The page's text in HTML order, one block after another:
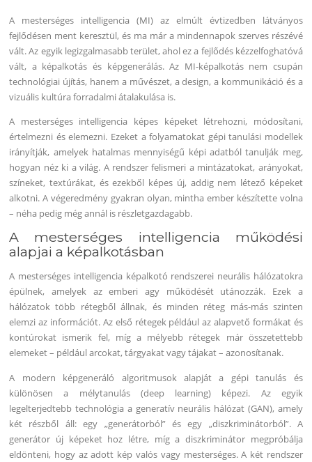
A mesterséges intelligencia (MI) az elmúlt évtizedben látványos
fejlődésen ment keresztül, és ma már a mindennapok szerves részévé
vált. Az egyik legizgalmasabb terület, ahol ez a fejlődés kézzelfoghatóvá
vált, a képalkotás és képgenerálás. Az MI-képalkotás nem csupán
technológiai újítás, hanem a művészet, a design, a kommunikáció és a
vizuális kultúra forradalmi átalakulása is.
A mesterséges intelligencia képes képeket létrehozni, módosítani,
értelmezni és elemezni. Ezeket a folyamatokat gépi tanulási modellek
irányítják, amelyek hatalmas mennyiségű képi adatból tanulják meg,
hogyan néz ki a világ. A rendszer felismeri a mintázatokat, arányokat,
színeket, textúrákat, és ezekből képes új, addig nem létező képeket
alkotni. A végeredmény gyakran olyan, mintha ember készítette volna
– néha pedig még annál is részletgazdagabb.
A mesterséges intelligencia működési
alapjai a képalkotásban
A mesterséges intelligencia képalkotó rendszerei neurális hálózatokra
épülnek, amelyek az emberi agy működését utánozzák. Ezek a
hálózatok több rétegből állnak, és minden réteg más-más szinten
elemzi az információt. Az első rétegek például az alapvető formákat és
kontúrokat ismerik fel, míg a mélyebb rétegek már összetettebb
elemeket – például arcokat, tárgyakat vagy tájakat – azonosítanak.
A modern képgeneráló algoritmusok alapját a gépi tanulás és
különösen a mélytanulás (deep learning) képezi. Az egyik
legelterjedtebb technológia a generatív neurális hálózat (GAN), amely
két részből áll: egy „generátorból” és egy „diszkriminátorból”. A
generátor új képeket hoz létre, míg a diszkriminátor megpróbálja
eldönteni, hogy az adott kép valós vagy mesterséges. A két rendszer